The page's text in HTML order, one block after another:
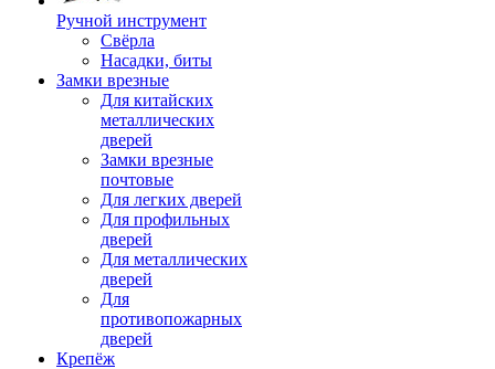
Ручной инструмент
Свёрла
Насадки, биты
Замки врезные
Для китайских
металлических
дверей
Замки врезные
почтовые
Для легких дверей
Для профильных
дверей
Для металлических
дверей
Для
противопожарных
дверей
Крепёж